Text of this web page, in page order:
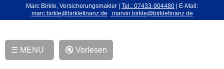
Marc Birkle, Versicherungsmakler | Tel.: 07433-904480 | E-Mail:
marc.birkle@birklefinanz.de
marvin.birkle@birklefinanz.de
☰ MENU 🔇 Vorlesen